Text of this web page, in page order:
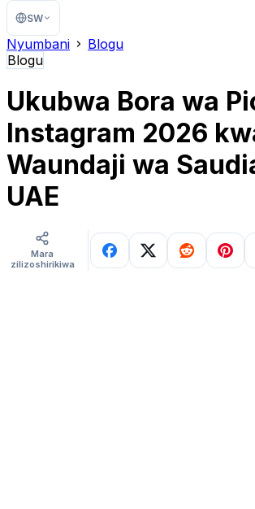
SW
Nyumbani
Blogu
Blogu
Ukubwa Bora wa
Instagram 2026
Waundaji wa
UAE
Mara
zilizoshirikiwa